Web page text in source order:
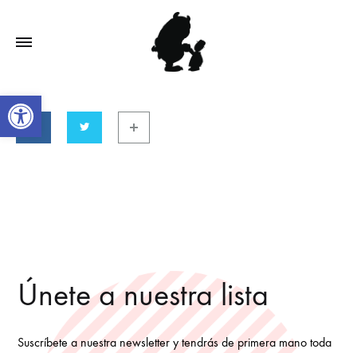
Open toolbar
Únete a nuestra lista
Suscríbete a nuestra newsletter y tendrás de primera mano toda